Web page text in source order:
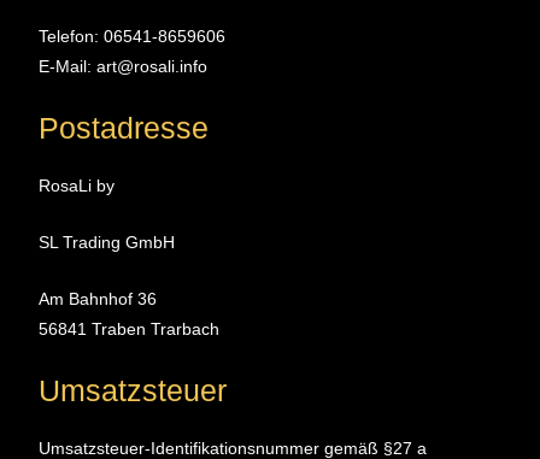
Telefon: 06541-8659606
E-Mail: art@rosali.info
Postadresse
RosaLi by
SL Trading GmbH
Am Bahnhof 36
56841 Traben Trarbach
Umsatzsteuer
Umsatzsteuer-Identifikationsnummer gemäß §27 a